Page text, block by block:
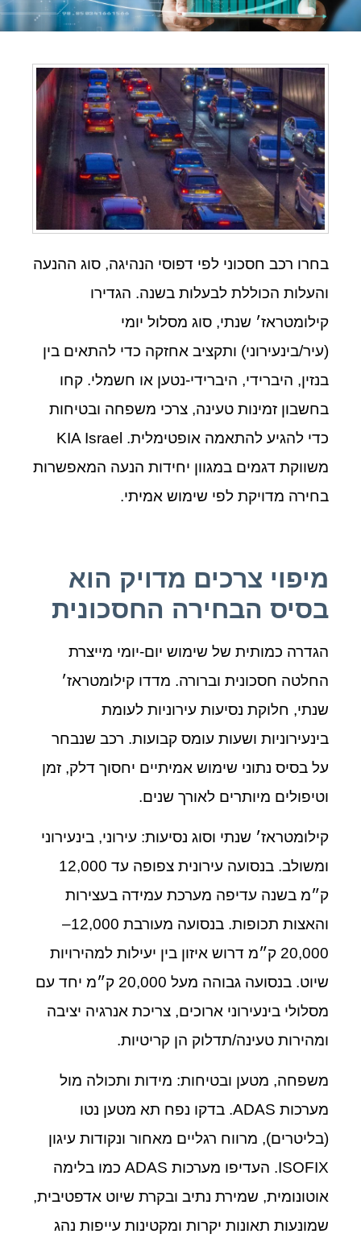
בחרו רכב חסכוני לפי דפוסי הנהיגה, סוג ההנעה
והעלות הכוללת לבעלות בשנה. הגדירו
קילומטראז׳ שנתי, סוג מסלול יומי
(עיר/בינעירוני) ותקציב אחזקה כדי להתאים בין
בנזין, היברידי, היברידי‑נטען או חשמלי. קחו
בחשבון זמינות טעינה, צרכי משפחה ובטיחות
כדי להגיע להתאמה אופטימלית. KIA Israel
משווקת דגמים במגוון יחידות הנעה המאפשרות
בחירה מדויקת לפי שימוש אמיתי.
מיפוי צרכים מדויק הוא
בסיס הבחירה החסכונית
הגדרה כמותית של שימוש יום‑יומי מייצרת
החלטה חסכונית וברורה. מדדו קילומטראז׳
שנתי, חלוקת נסיעות עירוניות לעומת
בינעירוניות ושעות עומס קבועות. רכב שנבחר
על בסיס נתוני שימוש אמיתיים יחסוך דלק, זמן
וטיפולים מיותרים לאורך שנים.
קילומטראז׳ שנתי וסוג נסיעות: עירוני, בינעירוני
ומשולב. בנסועה עירונית צפופה עד 12,000
ק״מ בשנה עדיפה מערכת עמידה בעצירות
והאצות תכופות. בנסועה מעורבת 12,000–
20,000 ק״מ דרוש איזון בין יעילות למהירויות
שיוט. בנסועה גבוהה מעל 20,000 ק״מ יחד עם
מסלולי בינעירוני ארוכים, צריכת אנרגיה יציבה
ומהירות טעינה/תדלוק הן קריטיות.
משפחה, מטען ובטיחות: מידות ותכולה מול
מערכות ADAS. בדקו נפח תא מטען נטו
(בליטרים), מרווח רגליים מאחור ונקודות עיגון
ISOFIX. העדיפו מערכות ADAS כמו בלימה
אוטונומית, שמירת נתיב ובקרת שיוט אדפטיבית,
שמונעות תאונות יקרות ומקטינות עייפות נהג